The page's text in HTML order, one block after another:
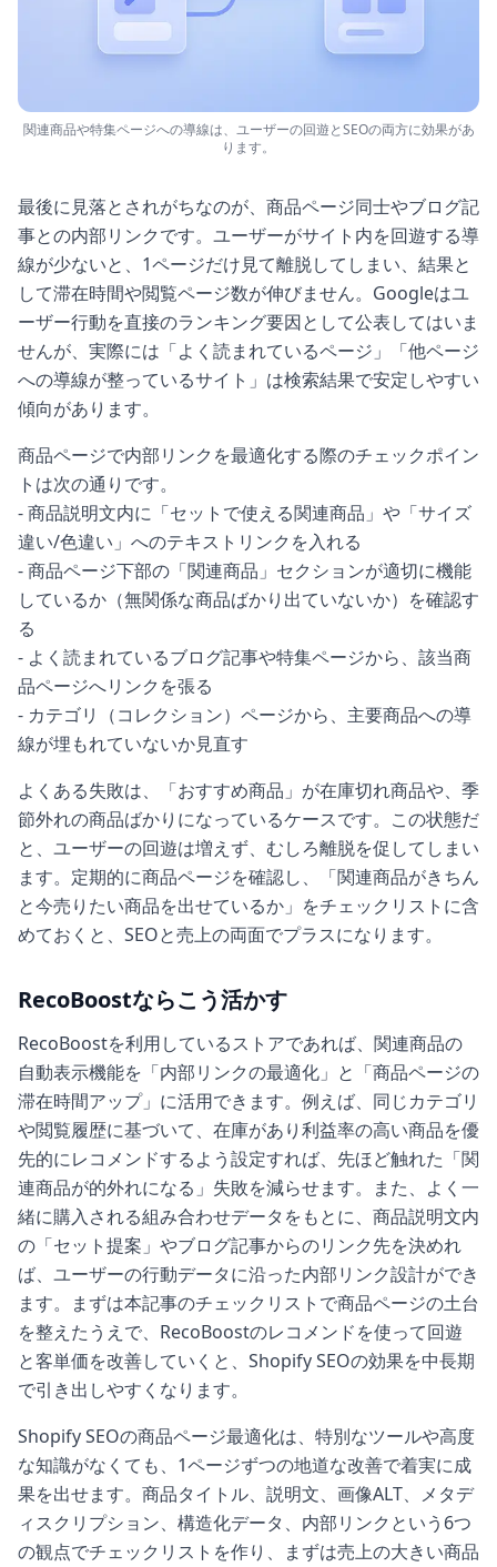
関連商品や特集ページへの導線は、ユーザーの回遊とSEOの両方に効果があ
ります。
最後に見落とされがちなのが、商品ページ同士やブログ記
事との内部リンクです。ユーザーがサイト内を回遊する導
線が少ないと、1ページだけ見て離脱してしまい、結果と
して滞在時間や閲覧ページ数が伸びません。Googleはユ
ーザー行動を直接のランキング要因として公表してはいま
せんが、実際には「よく読まれているページ」「他ページ
への導線が整っているサイト」は検索結果で安定しやすい
傾向があります。
商品ページで内部リンクを最適化する際のチェックポイン
トは次の通りです。
- 商品説明文内に「セットで使える関連商品」や「サイズ
違い/色違い」へのテキストリンクを入れる
- 商品ページ下部の「関連商品」セクションが適切に機能
しているか（無関係な商品ばかり出ていないか）を確認す
る
- よく読まれているブログ記事や特集ページから、該当商
品ページへリンクを張る
- カテゴリ（コレクション）ページから、主要商品への導
線が埋もれていないか見直す
よくある失敗は、「おすすめ商品」が在庫切れ商品や、季
節外れの商品ばかりになっているケースです。この状態だ
と、ユーザーの回遊は増えず、むしろ離脱を促してしまい
ます。定期的に商品ページを確認し、「関連商品がきちん
と今売りたい商品を出せているか」をチェックリストに含
めておくと、SEOと売上の両面でプラスになります。
RecoBoostならこう活かす
RecoBoostを利用しているストアであれば、関連商品の
自動表示機能を「内部リンクの最適化」と「商品ページの
滞在時間アップ」に活用できます。例えば、同じカテゴリ
や閲覧履歴に基づいて、在庫があり利益率の高い商品を優
先的にレコメンドするよう設定すれば、先ほど触れた「関
連商品が的外れになる」失敗を減らせます。また、よく一
緒に購入される組み合わせデータをもとに、商品説明文内
の「セット提案」やブログ記事からのリンク先を決めれ
ば、ユーザーの行動データに沿った内部リンク設計ができ
ます。まずは本記事のチェックリストで商品ページの土台
を整えたうえで、RecoBoostのレコメンドを使って回遊
と客単価を改善していくと、Shopify SEOの効果を中長期
で引き出しやすくなります。
Shopify SEOの商品ページ最適化は、特別なツールや高度
な知識がなくても、1ページずつの地道な改善で着実に成
果を出せます。商品タイトル、説明文、画像ALT、メタデ
ィスクリプション、構造化データ、内部リンクという6つ
の観点でチェックリストを作り、まずは売上の大きい商品